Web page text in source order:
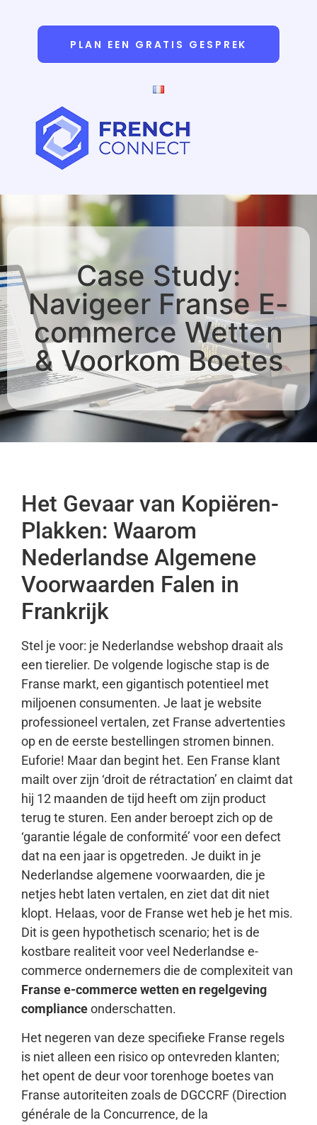
PLAN EEN GRATIS GESPREK
Case Study:
Navigeer Franse E-
commerce Wetten
& Voorkom Boetes
Het Gevaar van Kopiëren-
Plakken: Waarom
Nederlandse Algemene
Voorwaarden Falen in
Frankrijk
Stel je voor: je Nederlandse webshop draait als
een tierelier. De volgende logische stap is de
Franse markt, een gigantisch potentieel met
miljoenen consumenten. Je laat je website
professioneel vertalen, zet Franse advertenties
op en de eerste bestellingen stromen binnen.
Euforie! Maar dan begint het. Een Franse klant
mailt over zijn ‘droit de rétractation’ en claimt dat
hij 12 maanden de tijd heeft om zijn product
terug te sturen. Een ander beroept zich op de
‘garantie légale de conformité’ voor een defect
dat na een jaar is opgetreden. Je duikt in je
Nederlandse algemene voorwaarden, die je
netjes hebt laten vertalen, en ziet dat dit niet
klopt. Helaas, voor de Franse wet heb je het mis.
Dit is geen hypothetisch scenario; het is de
kostbare realiteit voor veel Nederlandse e-
commerce ondernemers die de complexiteit van
Franse e-commerce wetten en regelgeving
complianceonderschatten.
Het negeren van deze specifieke Franse regels
is niet alleen een risico op ontevreden klanten;
het opent de deur voor torenhoge boetes van
Franse autoriteiten zoals de DGCCRF (Direction
générale de la Concurrence, de la